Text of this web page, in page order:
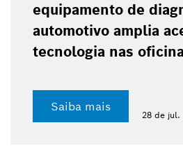
equipamento de
automotivo amplia
tecnologia nas
Saiba mais
28 de jul.